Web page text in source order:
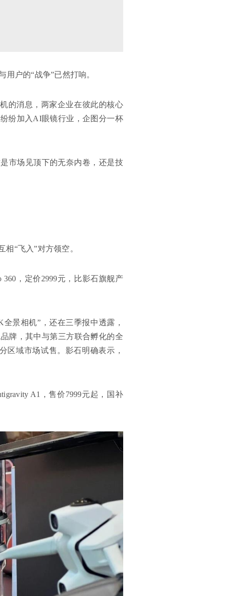
户的“战争”已然打响。
的消息，两家企业在彼此的核心
纷加入AI眼镜行业，企图分一杯
市场见顶下的无奈内卷，还是技
“飞入”对方领空。
，定价2999元，比影石旗舰产
景相机”，还在三季报中透露，
牌，其中与第三方联合孵化的全
区域市场试售。影石明确表示，
A1，售价7999元起，国补